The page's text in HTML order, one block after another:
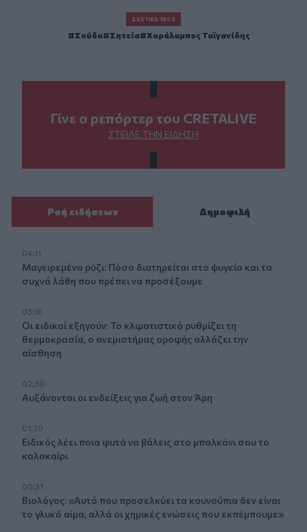
ΣΧΕΤΙΚΆ TAGS
Σούδα Σητεία Χαράλαμπος Ταϊγανίδης
Γίνε ο ρεπόρτερ του CRETALIVE
ΣΤΕΊΛΕ ΤΗΝ ΕΊΔΗΣΗ
Ροή ειδήσεων Δημοφιλή
04:11
Μαγειρεμένο ρύζι: Πόσο διατηρείται στο ψυγείο και τα
συχνά λάθη που πρέπει να προσέξουμε
03:16
Οι ειδικοί εξηγούν: Το κλιματιστικό ρυθμίζει τη
θερμοκρασία, ο ανεμιστήρας οροφής αλλάζει την
αίσθηση
02:30
Αυξάνονται οι ενδείξεις για ζωή στον Άρη
01:30
Ειδικός λέει ποια φυτά να βάλεις στο μπαλκόνι σου το
καλοκαίρι
00:31
Βιολόγος: «Αυτό που προσελκύει τα κουνούπια δεν είναι
το γλυκό αίμα, αλλά οι χημικές ενώσεις που εκπέμπουμε»